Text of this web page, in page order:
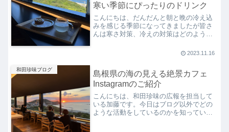
寒い季節にぴったりのドリンク
こんにちは、だんだんと朝と晩の冷え込
みを感じる季節になってきましたが皆さ
んは寒さ対策、冷えの対策はどのように
れるショウガオールを食事に取り入れた
2023.11.16
和田珍味ブログ
島根県の海の見える絶景カフェ
Instagramのご紹介
こんにちは、和田珍味の広報を担当して
いる加藤です。今日はブログ以外でどの
ような活動をしているのかを知っていた